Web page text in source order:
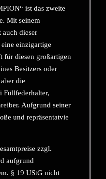
ist das zweite
Mit seinem
dieser
einzigartige
für diesen großartigen
Besitzers oder
die
Füllfederhalter,
Aufgrund seiner
und repräsentatvie
zzgl.
aufgrund
§ 19 UStG nicht